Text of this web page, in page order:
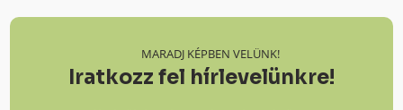
MARADJ KÉPBEN VELÜNK!
Iratkozz fel hírlevelünkre!